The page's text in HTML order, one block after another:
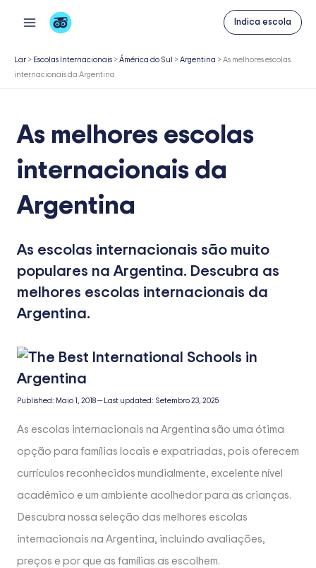
content
Indica escola
Lar > Escolas Internacionais >Ámérica do Sul >Argentina >As melhores escolas
internacionais da Argentina
As melhores escolas
internacionais da
Argentina
As escolas internacionais são muito
populares na Argentina. Descubra as
melhores escolas internacionais da
Argentina.
Published: Maio 1, 2018— Last updated: Setembro 23, 2025
As escolas internacionais na Argentina são uma ótima
opção para famílias locais e expatriadas, pois oferecem
currículos reconhecidos mundialmente, excelente nível
acadêmico e um ambiente acolhedor para as crianças.
Descubra nossa seleção das melhores escolas
internacionais na Argentina, incluindo avaliações,
preços e por que as famílias as escolhem.